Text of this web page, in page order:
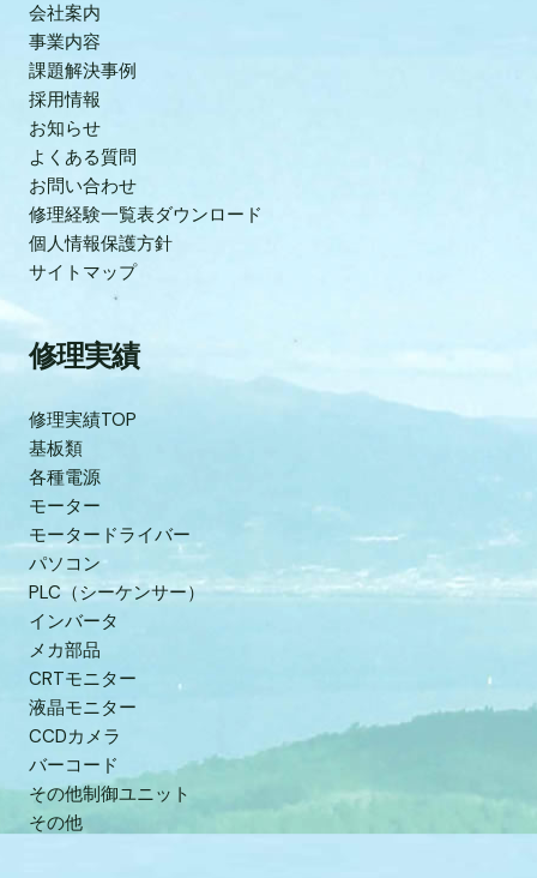
会社案内
事業内容
課題解決事例
採用情報
お知らせ
よくある質問
お問い合わせ
修理経験一覧表ダウンロード
個人情報保護方針
サイトマップ
修理実績
修理実績TOP
基板類
各種電源
モーター
モータードライバー
パソコン
PLC（シーケンサー）
インバータ
メカ部品
CRTモニター
液晶モニター
CCDカメラ
バーコード
その他制御ユニット
その他